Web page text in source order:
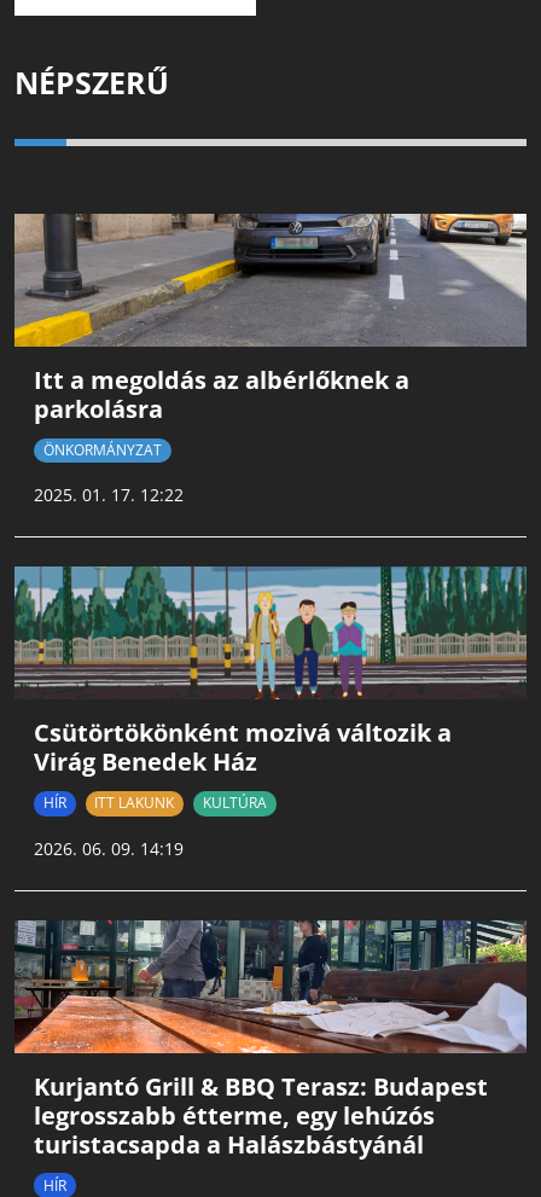
NÉPSZERŰ
Itt a megoldás az albérlőknek a
parkolásra
ÖNKORMÁNYZAT
2025. 01. 17. 12:22
Csütörtökönként mozivá változik a
Virág Benedek Ház
HÍR ITT LAKUNK KULTÚRA
2026. 06. 09. 14:19
Kurjantó Grill & BBQ Terasz: Budapest
legrosszabb étterme, egy lehúzós
turistacsapda a Halászbástyánál
HÍR